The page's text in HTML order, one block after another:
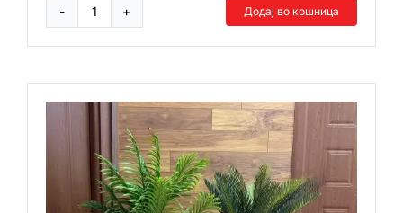
Балбоа
Додај во кошница